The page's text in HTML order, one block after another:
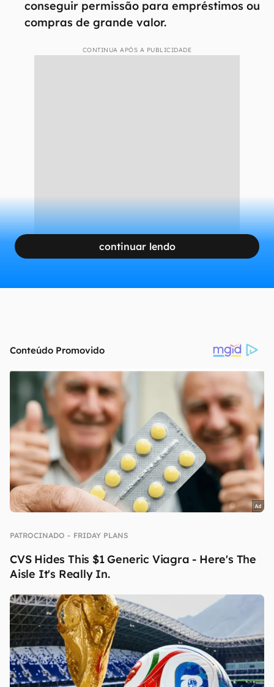
conseguir permissão para empréstimos ou
compras de grande valor.
CONTINUA APÓS A PUBLICIDADE
continuar lendo